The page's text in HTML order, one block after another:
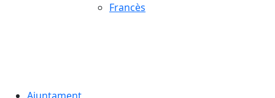
Francès